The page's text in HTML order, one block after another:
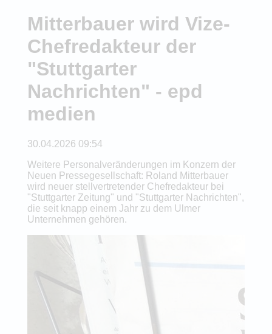
Mitterbauer wird Vize-
Chefredakteur der
"Stuttgarter
Nachrichten" - epd
medien
30.04.2026 09:54
Weitere Personalveränderungen im Konzern der
Neuen Pressegesellschaft: Roland Mitterbauer
wird neuer stellvertretender Chefredakteur bei
"Stuttgarter Zeitung" und "Stuttgarter Nachrichten",
die seit knapp einem Jahr zu dem Ulmer
Unternehmen gehören.